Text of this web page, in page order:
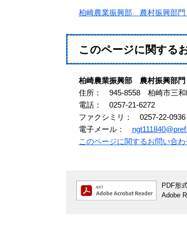
柏崎農業振興部 農村振興部
このページに関する
柏崎農業振興部 農村振興部門
住所： 945-8558 柏崎市三和
電話： 0257-21-6272
ファクシミリ： 0257-22-0936
電子メール：
このページに関するお問い合わ
PDF形
Adobe